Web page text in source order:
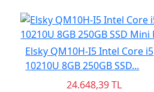
Elsky QM10H-I5 Intel Core i5
10210U 8GB 250GB SSD...
24.648,39 TL